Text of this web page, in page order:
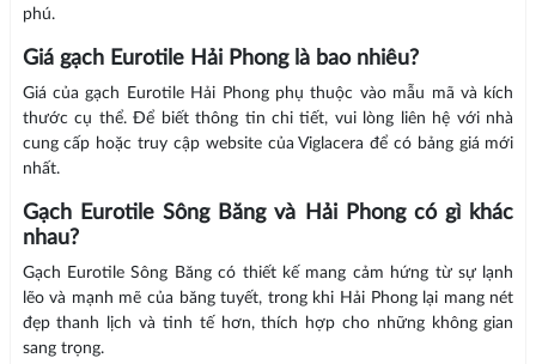
phú.
Giá gạch Eurotile Hải Phong là bao nhiêu?
Giá của gạch Eurotile Hải Phong phụ thuộc vào mẫu mã và kích
thước cụ thể. Để biết thông tin chi tiết, vui lòng liên hệ với nhà
cung cấp hoặc truy cập website của Viglacera để có bảng giá mới
nhất.
Gạch Eurotile Sông Băng và Hải Phong có gì khác
nhau?
Gạch Eurotile Sông Băng có thiết kế mang cảm hứng từ sự lạnh
lẽo và mạnh mẽ của băng tuyết, trong khi Hải Phong lại mang nét
đẹp thanh lịch và tinh tế hơn, thích hợp cho những không gian
sang trọng.